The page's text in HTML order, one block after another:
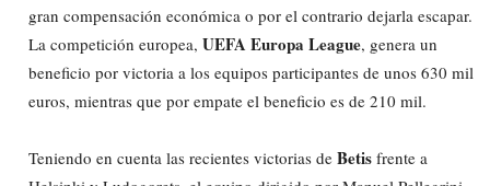
gran compensación económica o por el contrario dejarla escapar.
La competición europea, UEFA Europa League, genera un
beneficio por victoria a los equipos participantes de unos 630 mil
euros, mientras que por empate el beneficio es de 210 mil.
Teniendo en cuenta las recientes victorias de Betis frente a